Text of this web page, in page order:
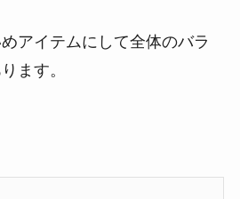
アイテムにして全体のバラ
ます。